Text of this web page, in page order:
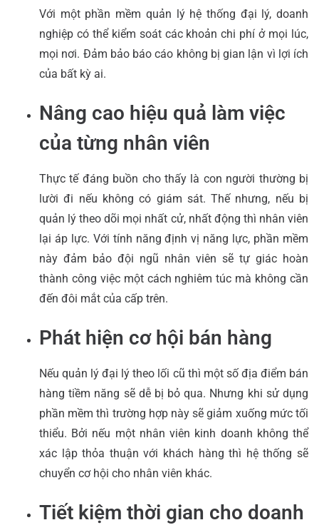
Với một phần mềm quản lý hệ thống đại lý, doanh
nghiệp có thể kiểm soát các khoản chi phí ở mọi lúc,
mọi nơi. Đảm bảo báo cáo không bị gian lận vì lợi ích
của bất kỳ ai.
Nâng cao hiệu quả làm việc
của từng nhân viên
Thực tế đáng buồn cho thấy là con người thường bị
lười đi nếu không có giám sát. Thế nhưng, nếu bị
quản lý theo dõi mọi nhất cử, nhất động thì nhân viên
lại áp lực. Với tính năng định vị năng lực, phần mềm
này đảm bảo đội ngũ nhân viên sẽ tự giác hoàn
thành công việc một cách nghiêm túc mà không cần
đến đôi mắt của cấp trên.
Phát hiện cơ hội bán hàng
Nếu quản lý đại lý theo lối cũ thì một số địa điểm bán
hàng tiềm năng sẽ dễ bị bỏ qua. Nhưng khi sử dụng
phần mềm thì trường hợp này sẽ giảm xuống mức tối
thiểu. Bởi nếu một nhân viên kinh doanh không thể
xác lập thỏa thuận với khách hàng thì hệ thống sẽ
chuyển cơ hội cho nhân viên khác.
Tiết kiệm thời gian cho doanh